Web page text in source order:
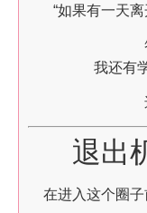
“如果有一天
我还有
退出
在进入这个圈子